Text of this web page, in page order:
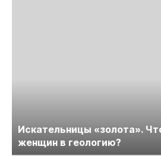
Искательницы «золота».
женщин в геологию?